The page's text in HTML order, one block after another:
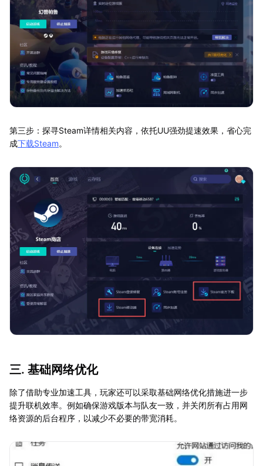
第三步：探寻Steam详情相关内容，依托UU强劲提速效果，省心完
成下载Steam。
三. 基础网络优化
除了借助专业加速工具，玩家还可以采取基础网络优化措施进一步
提升联机效率。例如确保游戏版本与队友一致，并关闭所有占用网
络资源的后台程序，以减少不必要的带宽消耗。